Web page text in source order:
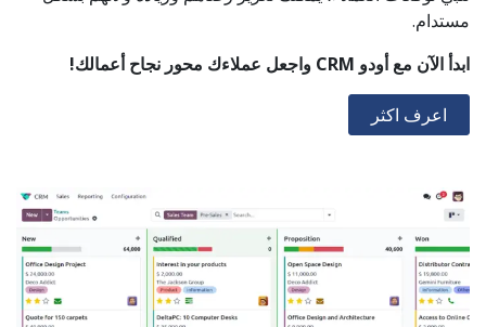
مستدام.
ابدأ الآن مع أودو CRM واجعل عملاءك محور نجاح أعمالك!
اعرف اكثر